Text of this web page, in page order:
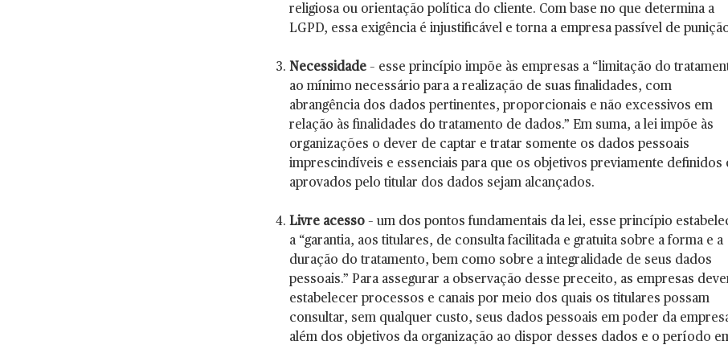
religiosa ou orientação política do cliente. Com base no que determina a
LGPD, essa exigência é injustificável e torna a empresa passível de
Necessidade – esse princípio impõe às empresas a “limitação do
ao mínimo necessário para a realização de suas finalidades, com
abrangência dos dados pertinentes, proporcionais e não excessivos em
relação às finalidades do tratamento de dados.” Em suma, a lei impõe às
organizações o dever de captar e tratar somente os dados pessoais
imprescindíveis e essenciais para que os objetivos previamente definidos
aprovados pelo titular dos dados sejam alcançados.
Livre acesso – um dos pontos fundamentais da lei, esse princípio
a “garantia, aos titulares, de consulta facilitada e gratuita sobre a forma e a
duração do tratamento, bem como sobre a integralidade de seus dados
pessoais.” Para assegurar a observação desse preceito, as empresas
estabelecer processos e canais por meio dos quais os titulares possam
consultar, sem qualquer custo, seus dados pessoais em poder da
além dos objetivos da organização ao dispor desses dados e o período